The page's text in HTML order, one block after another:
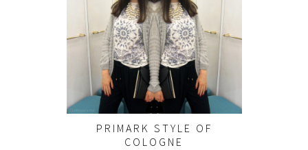
PRIMARK STYLE OF
COLOGNE